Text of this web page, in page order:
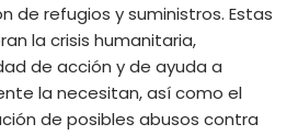
de refugios y suministros. Estas
la crisis humanitaria,
de acción y de ayuda a
la necesitan, así como el
de posibles abusos contra